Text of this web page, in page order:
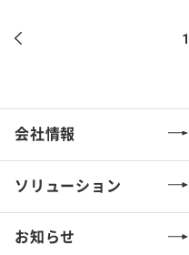
1
会社情報
ソリューション
お知らせ